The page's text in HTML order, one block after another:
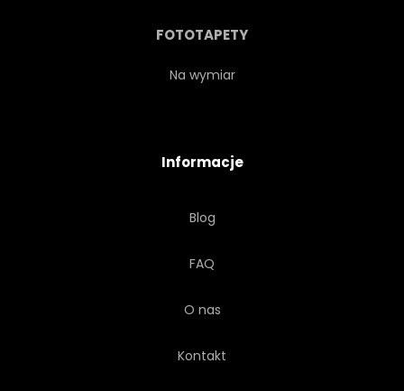
FOTOTAPETY
Na wymiar
Informacje
Blog
FAQ
O nas
Kontakt